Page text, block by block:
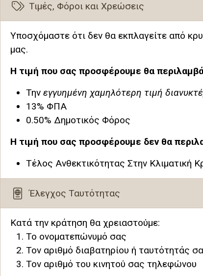
Τιμές, Φόροι και Χρεώσεις
Υποσχόμαστε ότι δεν θα εκπλαγείτε από
μας.
Η τιμή που σας προσφέρουμε θα
Την εγγυημένη χαμηλότερη τιμή
13% ΦΠΑ
0.50% Δημοτικός Φόρος
Η τιμή που σας προσφέρουμε δεν θα
Τέλος Ανθεκτικότητας Στην Κλιματική
Έλεγχος Ταυτότητας
Κατά την κράτηση θα χρειαστούμε:
Το ονοματεπώνυμό σας
Τον αριθμό διαβατηρίου ή ταυτότητάς
Τον αριθμό του κινητού σας τηλεφώνου